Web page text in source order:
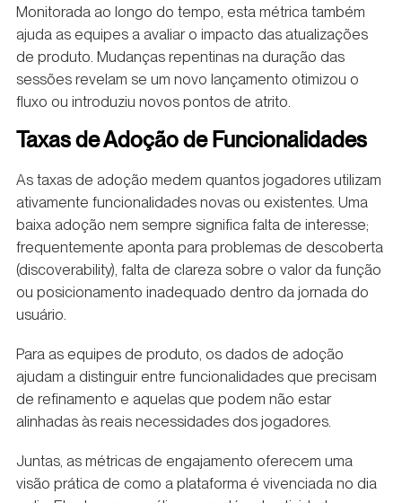
Monitorada ao longo do tempo, esta métrica também
ajuda as equipes a avaliar o impacto das atualizações
de produto. Mudanças repentinas na duração das
sessões revelam se um novo lançamento otimizou o
fluxo ou introduziu novos pontos de atrito.
Taxas de Adoção de Funcionalidades
As taxas de adoção medem quantos jogadores utilizam
ativamente funcionalidades novas ou existentes. Uma
baixa adoção nem sempre significa falta de interesse;
frequentemente aponta para problemas de descoberta
(discoverability), falta de clareza sobre o valor da função
ou posicionamento inadequado dentro da jornada do
usuário.
Para as equipes de produto, os dados de adoção
ajudam a distinguir entre funcionalidades que precisam
de refinamento e aquelas que podem não estar
alinhadas às reais necessidades dos jogadores.
Juntas, as métricas de engajamento oferecem uma
visão prática de como a plataforma é vivenciada no dia